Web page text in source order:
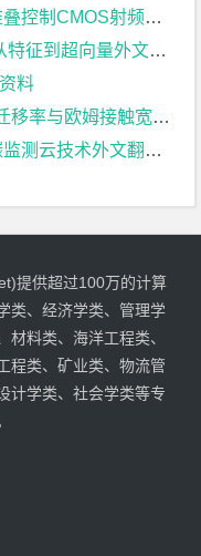
频功率放大器外文翻译资料
超向量外文翻译资料
料
宽度关系的研究外文翻译资料
技术外文翻译资料
提供超过100万的计算
类、经济学类、管理学
料类、海洋工程类、
程类、矿业类、物流管
计学类、社会学类等专